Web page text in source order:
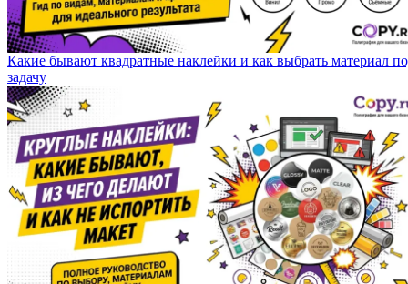
Какие бывают квадратные наклейки и как выбрать материал
задачу